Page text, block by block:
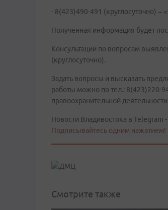
- 8(423)490-491 (круглосуточно)
Полученная информация будет
Консультации по вопросам
(круглосуточно).
Задать вопросы и высказать
работы можно по тел.: 8(423)220-
правоохранительной
Новости Владивостока в Telegram
Подписывайтесь одним нажатием!
Смотрите также